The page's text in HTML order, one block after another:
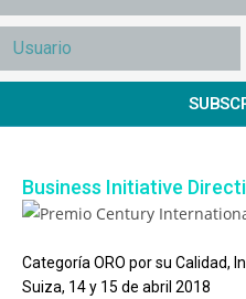
Business Initiative
Categoría ORO por su Calidad,
Suiza, 14 y 15 de abril 2018